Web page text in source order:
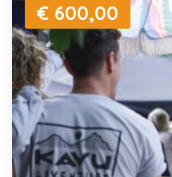
€ 600,00